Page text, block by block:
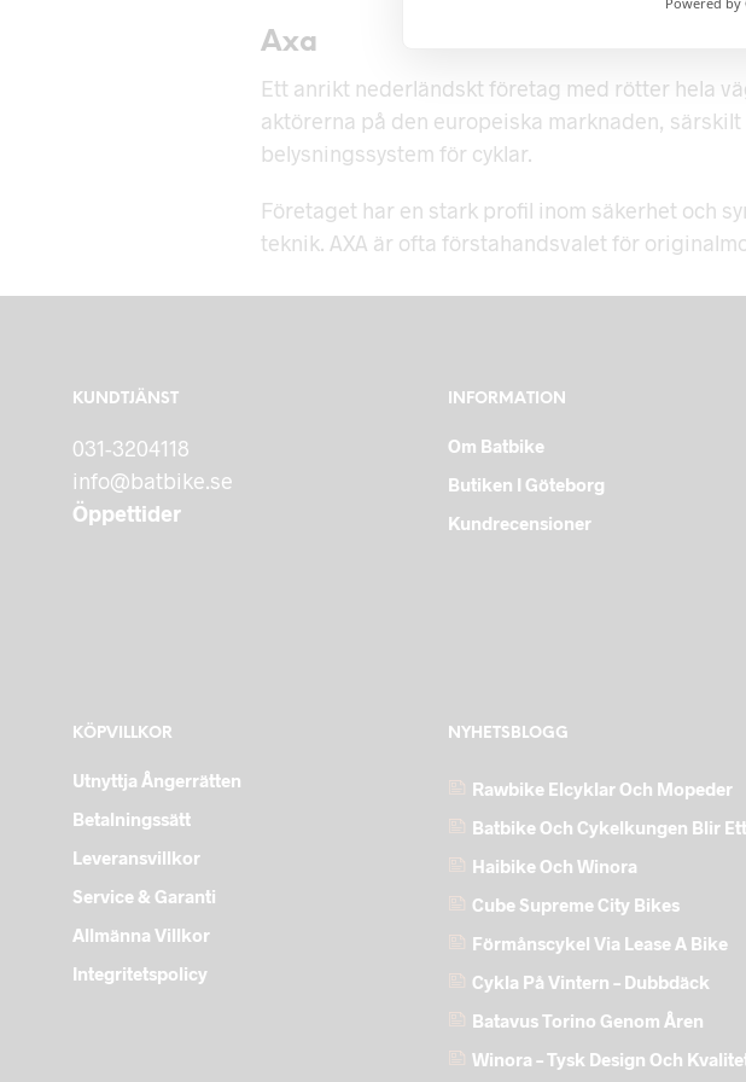
Axa
Ett anrikt nederländskt företag med rötter hela
aktörerna på den europeiska marknaden,
belysningssystem för cyklar.
Företaget har en stark profil inom säkerhet och
teknik. AXA är ofta förstahandsvalet för
KUNDTJÄNST
031-3204118
info@batbike.se
Öppettider
INFORMATION
Om Batbike
Butiken I Göteborg
Kundrecensioner
KÖPVILLKOR
Utnyttja Ångerrätten
Betalningssätt
Leveransvillkor
Service & Garanti
Allmänna Villkor
Integritetspolicy
NYHETSBLOGG
Rawbike Elcyklar Och Mopeder
Batbike Och Cykelkungen Blir Ett
Haibike Och Winora
Cube Supreme City Bikes
Förmånscykel Via Lease A Bike
Cykla På Vintern – Dubbdäck
Batavus Torino Genom Åren
Winora – Tysk Design Och